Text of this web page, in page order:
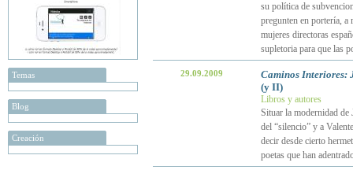
Temas
Blog
Creación
su política de
pregunten en portería,
mujeres directoras
supletoria para que las
29.09.2009
Caminos Interiores:
(y II)
Libros y autores
Situar la modernidad de
del “silencio” y a
decir desde cierto
poetas que han